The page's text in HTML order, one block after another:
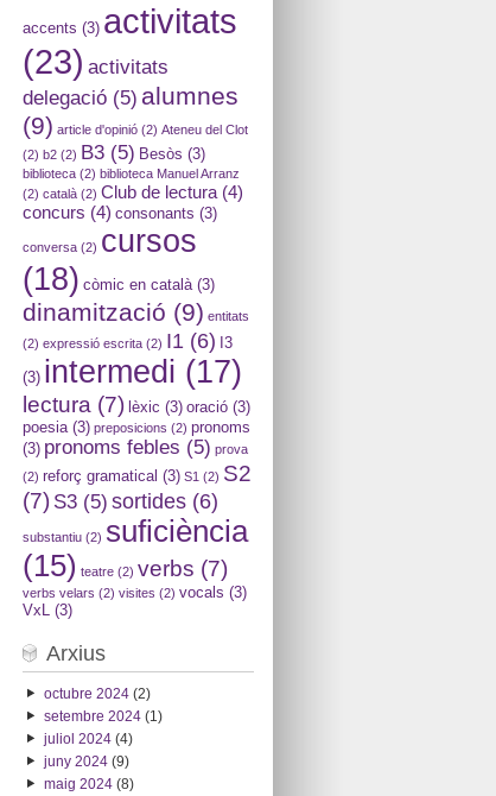
accents (3) activitats
(23) activitats
delegació(5) alumnes
(9) article d'opinió(2) Ateneu del Clot
(2) b2(2) B3(5) Besòs (3)
biblioteca(2) biblioteca Manuel Arranz
(2) català(2) Club de lectura(4)
concurs (4) consonants (3)
conversa(2) cursos
(18) còmic en català(3)
dinamització (9) entitats
(2) expressió escrita(2) I1(6) I3
(3) intermedi (17)
lectura(7) lèxic (3) oració(3)
poesia(3) preposicions (2) pronoms
(3) pronoms febles (5) prova
(2) reforç gramatical (3) S1(2) S2
(7) S3(5) sortides(6)
substantiu(2) suficiència
(15) teatre(2) verbs (7)
verbs velars (2) visites (2) vocals (3)
VxL(3)
Arxius
octubre 2024(2)
setembre 2024(1)
juliol 2024(4)
juny 2024(9)
maig 2024(8)